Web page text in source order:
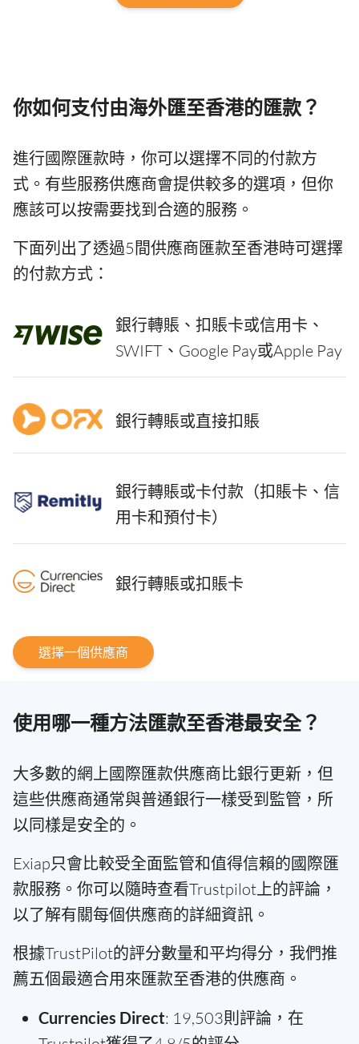
你如何支付由海外匯至香港的匯款？
進行國際匯款時，你可以選擇不同的付款方
式。有些服務供應商會提供較多的選項，但你
應該可以按需要找到合適的服務。
下面列出了透過5間供應商匯款至香港時可選擇
的付款方式：
銀行轉賬、扣賬卡或信用卡、
SWIFT、Google Pay或Apple Pay
銀行轉賬或直接扣賬
銀行轉賬或卡付款（扣賬卡、信
用卡和預付卡）
銀行轉賬或扣賬卡
選擇一個供應商
使用哪一種方法匯款至香港最安全？
大多數的網上國際匯款供應商比銀行更新，但
這些供應商通常與普通銀行一樣受到監管，所
以同樣是安全的。
Exiap只會比較受全面監管和值得信賴的國際匯
款服務。你可以隨時查看Trustpilot上的評論，
以了解有關每個供應商的詳細資訊。
根據TrustPilot的評分數量和平均得分，我們推
薦五個最適合用來匯款至香港的供應商。
Currencies Direct: 19,503則評論，在